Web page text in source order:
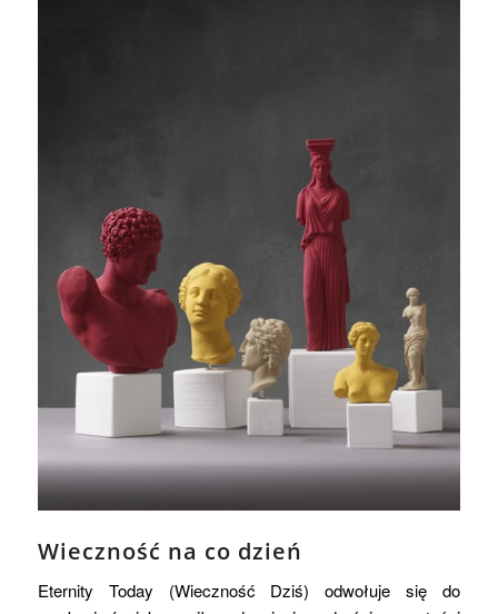
Wieczność na co dzień
Eternity Today (Wieczność Dziś) odwołuje się do